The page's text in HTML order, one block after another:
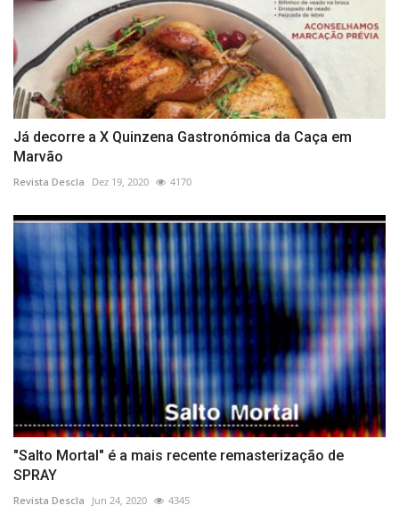
Já decorre a X Quinzena Gastronómica da Caça em
Marvão
Revista Descla Dez 19, 2020 4170
"Salto Mortal" é a mais recente remasterização de
SPRAY
Revista Descla Jun 24, 2020 4345